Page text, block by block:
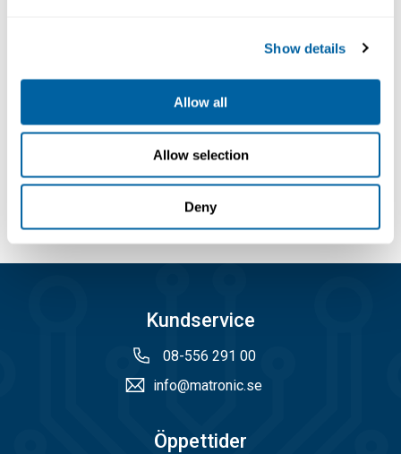
Show details
Allow all
Allow selection
Deny
R470
Kundservice
08-556 291 00
info@matronic.se
Öppettider